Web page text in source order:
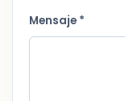
Mensaje *